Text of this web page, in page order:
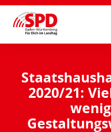
2020/21:
wenig